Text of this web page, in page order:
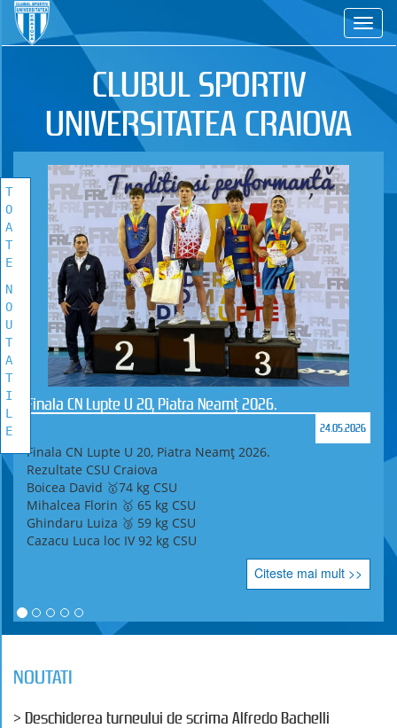
CS
CLUBUL SPORTIV
UNIVERSITATEA CRAIOVA
Finala CN Lupte U 20, Piatra Neamț 2026.
24.05.2026
Finala CN Lupte U 20, Piatra Neamț 2026.
Rezultate CSU Craiova
Boicea David 🥇74 kg CSU
Mihalcea Florin 🥇 65 kg CSU
Ghindaru Luiza 🥉 59 kg CSU
Cazacu Luca loc IV 92 kg CSU
Citeste mai mult >>
NOUTATI
> Deschiderea turneului de scrima Alfredo Bachelli
TOATE
NOUTATILE
Vezi toate stirile!
T
O
A
T
E
N
O
U
T
A
T
I
L
E